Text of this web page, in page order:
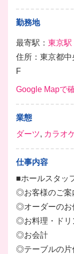
勤務地
最寄駅： 東京駅
住所：東京都中
F
Google Mapで
業態
ダーツ, カラオ
仕事内容
■ホールスタッ
◎お客様のご案
◎オーダーのお
◎お料理・ドリ
◎お会計
◎テーブルの片